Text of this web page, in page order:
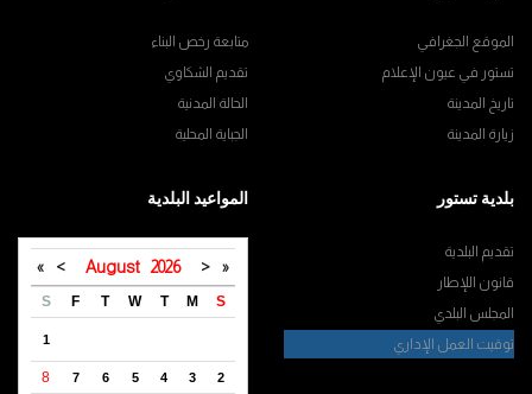
الموقع الجغرافي
تستور في عيون الإعلام
تاريخ المدينة
زيارة المدينة
متابعة رخص البناء
تقديم الشكاوي
الحالة المدنية
الجباية المحلية
بلدية تستور
تقديم البلدية
قانون اللإطار
المجلس البلدي
توقيت العمل الإداري
المواعيد البلدية
«
<
August 2026
>
»
S
M
T
W
T
F
S
1
2
3
4
5
6
7
8